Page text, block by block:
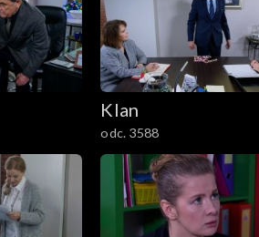
Klan
odc. 3588